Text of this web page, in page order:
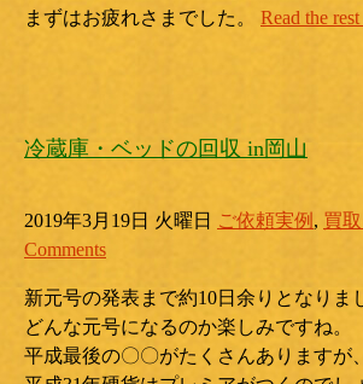
まずはお疲れさまでした。 Read the
冷蔵庫・ベッドの回収 in岡山
2019年3月19日 火曜日 ご依頼実例 , 買
Comments
新元号の発表まで約10日余りとなりま
どんな元号になるのか楽しみですね。
平成最後の〇〇がたくさんありますが、